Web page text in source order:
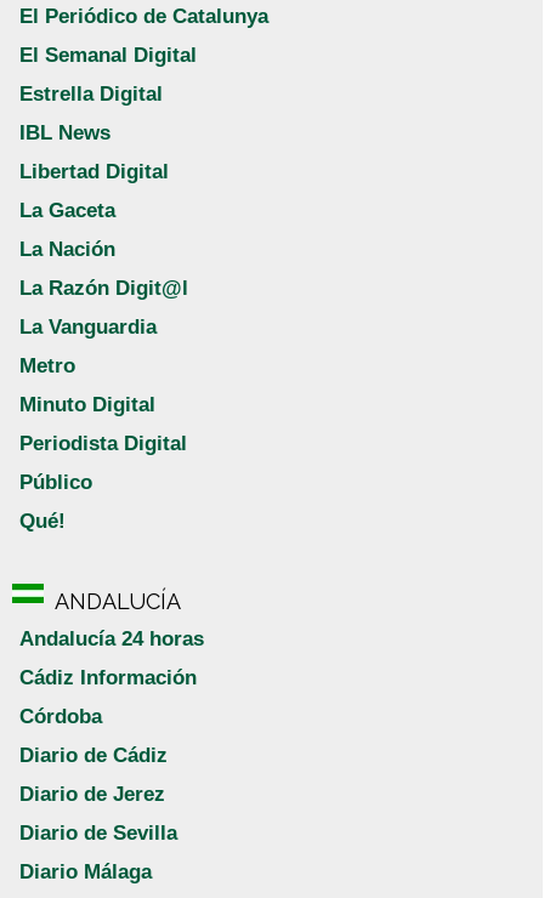
El Periódico de Catalunya
El Semanal Digital
Estrella Digital
IBL News
Libertad Digital
La Gaceta
La Nación
La Razón Digit@l
La Vanguardia
Metro
Minuto Digital
Periodista Digital
Público
Qué!
ANDALUCÍA
Andalucía 24 horas
Cádiz Información
Córdoba
Diario de Cádiz
Diario de Jerez
Diario de Sevilla
Diario Málaga